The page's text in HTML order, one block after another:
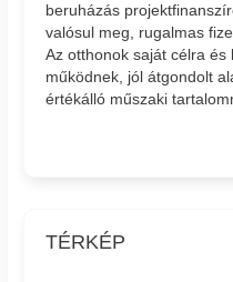
beruházás
valósul meg, rugalmas
Az otthonok saját célra
működnek, jól átgondolt
értékálló műszaki
TÉRKÉP